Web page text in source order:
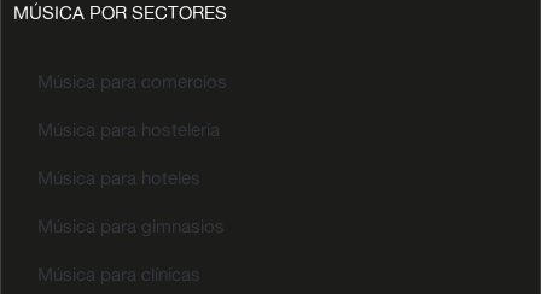
MÚSICA POR SECTORES
Música para comercios
Música para hostelería
Música para hoteles
Música para gimnasios
Música para clínicas